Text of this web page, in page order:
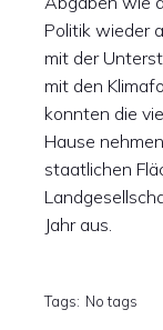
Politik wieder
mit der
mit den
konnten die
Hause
staatlichen
Jahr aus.
Tags: No tags